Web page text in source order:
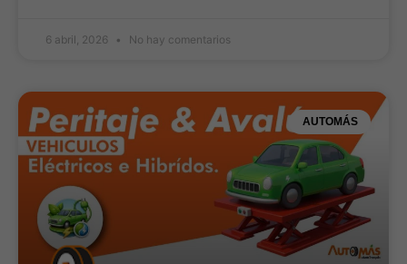
6 abril, 2026 No hay comentarios
AUTOMÁS